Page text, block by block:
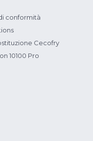
conformità
Cecofry
10100 Pro